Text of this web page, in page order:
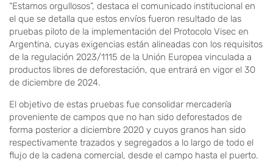
“Estamos orgullosos”, destaca el comunicado institucional en
el que se detalla que estos envíos fueron resultado de las
pruebas piloto de la implementación del Protocolo Visec en
Argentina, cuyas exigencias están alineadas con los requisitos
de la regulación 2023/1115 de la Unión Europea vinculada a
productos libres de deforestación, que entrará en vigor el 30
de diciembre de 2024.
El objetivo de estas pruebas fue consolidar mercadería
proveniente de campos que no han sido deforestados de
forma posterior a diciembre 2020 y cuyos granos han sido
respectivamente trazados y segregados a lo largo de todo el
flujo de la cadena comercial, desde el campo hasta el puerto.